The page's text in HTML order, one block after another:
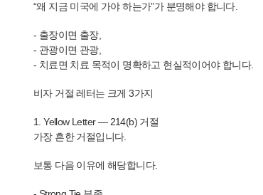
“왜 지금 미국에 가야 하는가”가 분명해야 합니다.
- 출장이면 출장,
- 관광이면 관광,
- 치료면 치료 목적이 명확하고 현실적이어야 합니다.
비자 거절 레터는 크게 3가지
1. Yellow Letter — 214(b) 거절
가장 흔한 거절입니다.
보통 다음 이유에 해당합니다.